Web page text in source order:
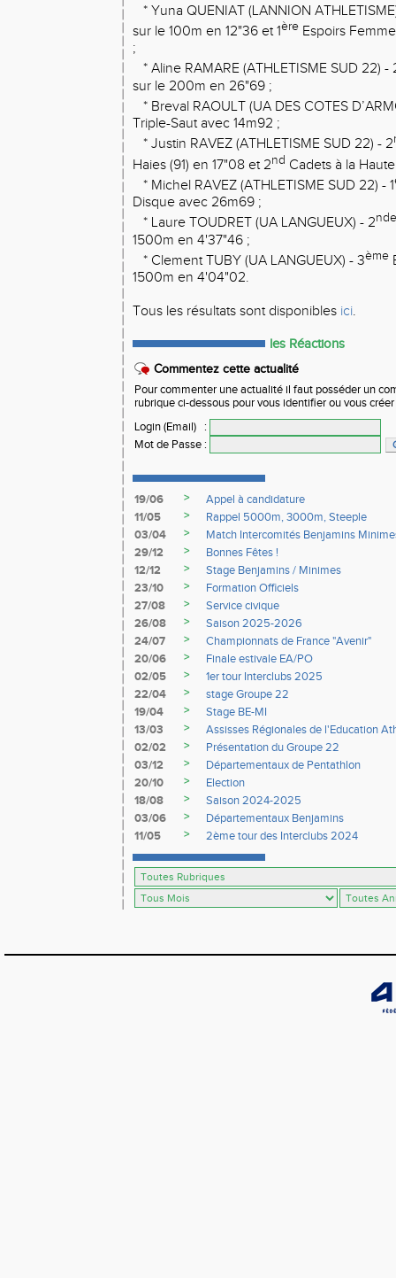
* Yuna QUENIAT (LANNION
sur le 100m en 12"36 et 1ère Espoirs
;
* Aline RAMARE (ATHLETISME SUD 22) -
sur le 200m en 26"69 ;
* Breval RAOULT (UA DES COTES
Triple-Saut avec 14m92 ;
* Justin RAVEZ (ATHLETISME SUD 22) - 2
Haies (91) en 17"08 et 2nd Cadets à la
* Michel RAVEZ (ATHLETISME SUD 22) - 1
Disque avec 26m69 ;
* Laure TOUDRET (UA LANGUEUX) - 2nde
1500m en 4'37"46 ;
* Clement TUBY (UA LANGUEUX) - 3ème
1500m en 4'04"02.
Tous les résultats sont disponibles ici.
les Réactions
Commentez cette actualité
Pour commenter une actualité il faut posséder un
rubrique ci-dessous pour vous identifier ou vous
Login (Email)
:
Mot de Passe :
19/06 >
Appel à candidature
11/05
>
Rappel 5000m, 3000m, Steeple
03/04
>
Match Intercomités Benjamins
29/12
>
Bonnes Fêtes !
12/12
>
Stage Benjamins / Minimes
23/10
>
Formation Officiels
27/08
>
Service civique
26/08
>
Saison 2025-2026
24/07
>
Championnats de France "Avenir"
20/06
>
Finale estivale EA/PO
02/05
>
1er tour Interclubs 2025
22/04
>
stage Groupe 22
19/04
>
Stage BE-MI
13/03
>
Assisses Régionales de l'Education
02/02
>
Présentation du Groupe 22
03/12
>
Départementaux de Pentathlon
20/10
>
Election
18/08
>
Saison 2024-2025
03/06
>
Départementaux Benjamins
11/05
> 2ème tour des Interclubs 2024